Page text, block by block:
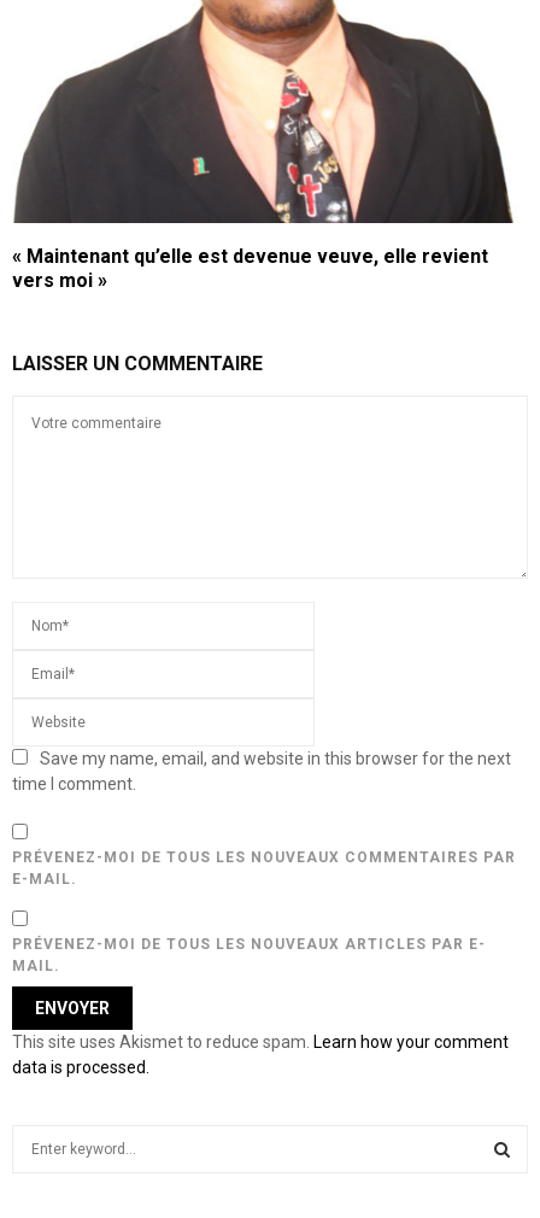
« Maintenant qu’elle est devenue veuve, elle revient
vers moi »
LAISSER UN COMMENTAIRE
Save my name, email, and website in this browser for the next
time I comment.
PRÉVENEZ-MOI DE TOUS LES NOUVEAUX COMMENTAIRES PAR
E-MAIL.
PRÉVENEZ-MOI DE TOUS LES NOUVEAUX ARTICLES PAR E-
MAIL.
This site uses Akismet to reduce spam. Learn how your comment
data is processed.